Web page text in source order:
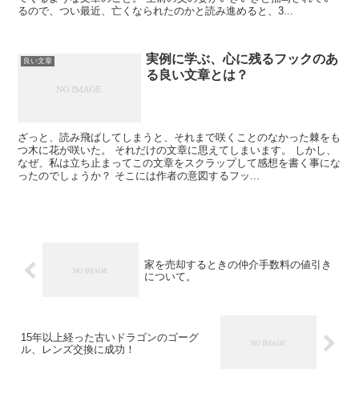
るので、つい最近、亡くなられたのかと読み進めると、3...
良い文章
実例に学ぶ、心に残るフックのあ
る良い文章とは？
ざっと、読み飛ばしてしまうと、それまで咲くことのなかった棘をも
つ木に花が咲いた。 それだけの文章に思えてしまいます。 しかし、
なぜ、私は立ち止まってこの文章をスクラップして感想を書く事にな
ったのでしょうか？ そこには作者の意図するフッ...
家を売却するときの仲介手数料の値引き
について。
15年以上経った古いドラゴンのゴーグ
ル、レンズ交換に成功！